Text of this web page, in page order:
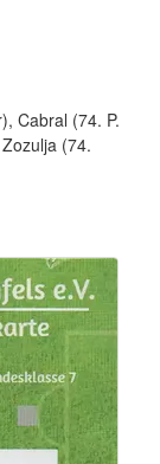
Cabral (74. P.
(74.